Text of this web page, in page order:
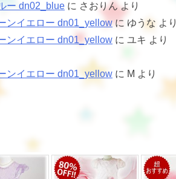
ー dn02_blue に さおりんより
ンイエロー dn01_yellowに ゆうな より
ンイエロー dn01_yellow に ユキ より
ンイエロー dn01_yellow に M より